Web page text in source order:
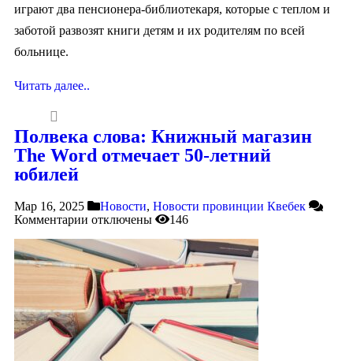
играют два пенсионера-библиотекаря, которые с теплом и
заботой развозят книги детям и их родителям по всей
больнице.
Читать далее..
Полвека слова: Книжный магазин
The Word отмечает 50-летний
юбилей
Мар 16, 2025 Новости, Новости провинции Квебек
Комментарии отключены 146